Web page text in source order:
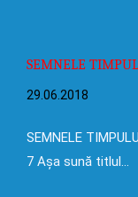
SEMNELE
29.06.2018
SEMNELE
7 Așa sună titlul…